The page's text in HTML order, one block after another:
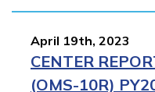
April 19th, 2023
CENTER
(OMS-10R)